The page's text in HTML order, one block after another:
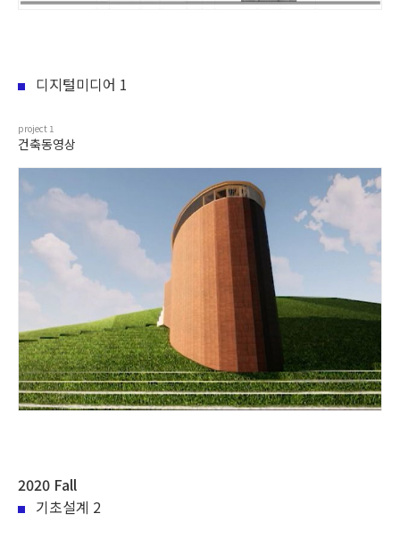
디지털미디어 1
project 1
건축동영상
2020 Fall
기초설계 2